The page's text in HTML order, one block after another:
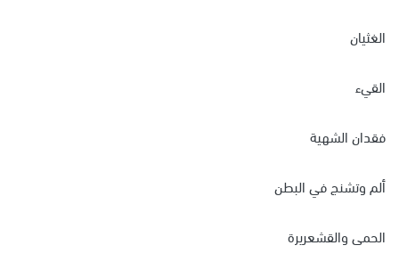
الغثيان
القيء
فقدان الشهية
ألم وتشنج في البطن
الحمى والقشعريرة